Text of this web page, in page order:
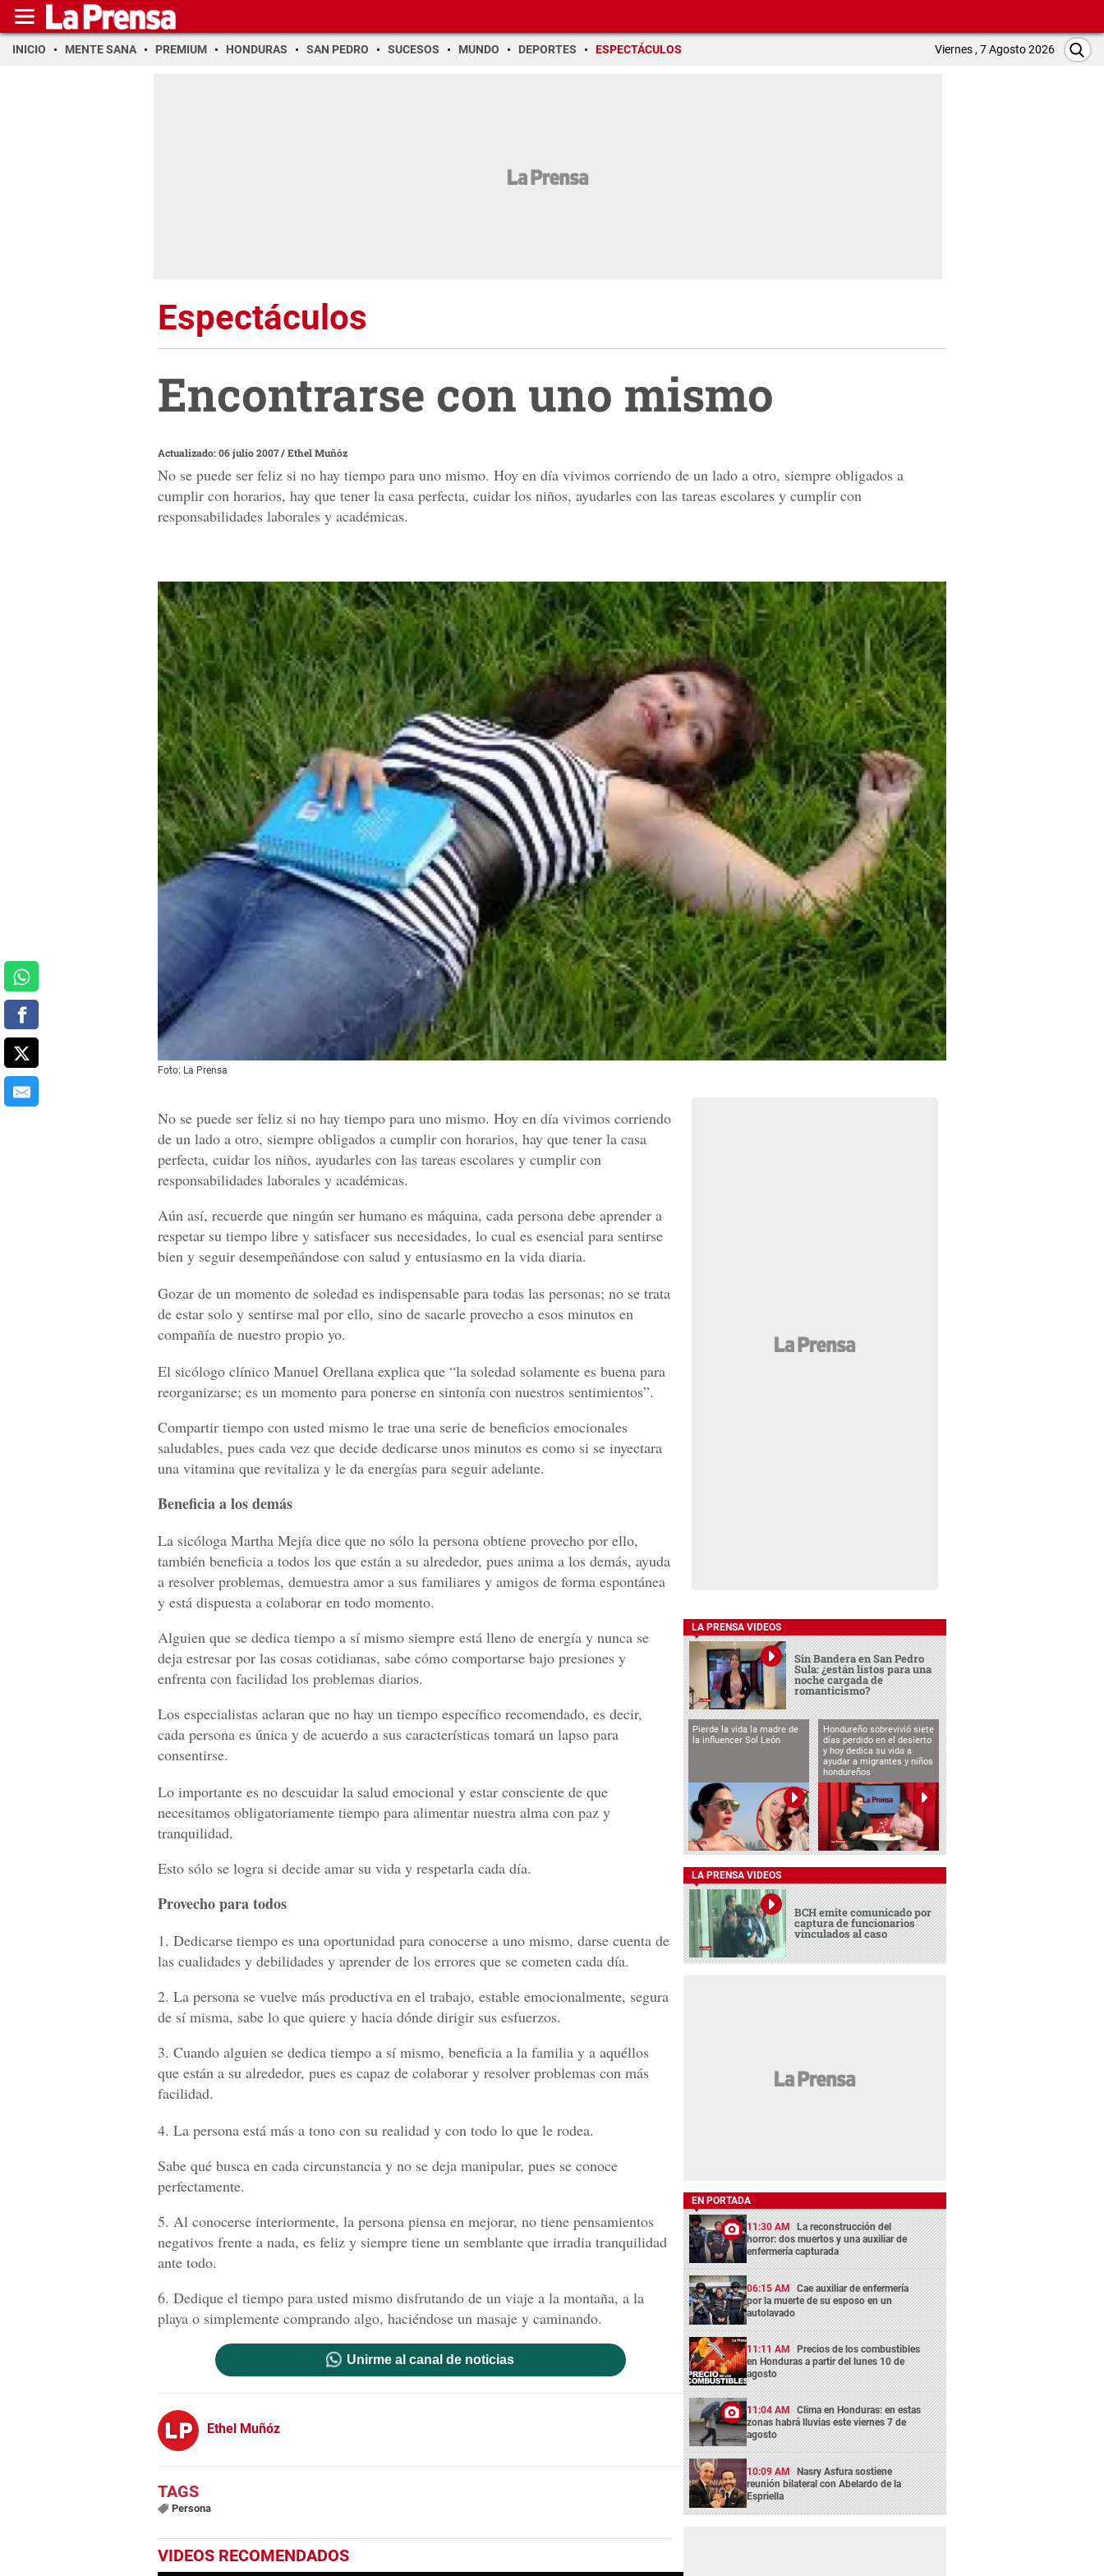
INICIO MENTE SANA PREMIUM HONDURAS SAN PEDRO SUCESOS MUNDO DEPORTES ESPECTÁCULOS Viernes , 7 Agosto 2026
Espectáculos
Encontrarse con uno mismo
Actualizado: 06 julio 2007/Ethel Muñóz
No se puede ser feliz si no hay tiempo para uno mismo. Hoy en día vivimos corriendo de un lado a otro, siempre obligados a
cumplir con horarios, hay que tener la casa perfecta, cuidar los niños, ayudarles con las tareas escolares y cumplir con
responsabilidades laborales y académicas.
Foto: La Prensa
No se puede ser feliz si no hay tiempo para uno mismo. Hoy en día vivimos corriendo
de un lado a otro, siempre obligados a cumplir con horarios, hay que tener la casa
perfecta, cuidar los niños, ayudarles con las tareas escolares y cumplir con
responsabilidades laborales y académicas.
Aún así, recuerde que ningún ser humano es máquina, cada persona debe aprender a
respetar su tiempo libre y satisfacer sus necesidades, lo cual es esencial para sentirse
bien y seguir desempeñándose con salud y entusiasmo en la vida diaria.
Gozar de un momento de soledad es indispensable para todas las personas; no se trata
de estar solo y sentirse mal por ello, sino de sacarle provecho a esos minutos en
compañía de nuestro propio yo.
El sicólogo clínico Manuel Orellana explica que “la soledad solamente es buena para
reorganizarse; es un momento para ponerse en sintonía con nuestros sentimientos”.
Compartir tiempo con usted mismo le trae una serie de beneficios emocionales
saludables, pues cada vez que decide dedicarse unos minutos es como si se inyectara
una vitamina que revitaliza y le da energías para seguir adelante.
Beneficia a los demás
La sicóloga Martha Mejía dice que no sólo la persona obtiene provecho por ello,
también beneficia a todos los que están a su alrededor, pues anima a los demás, ayuda
a resolver problemas, demuestra amor a sus familiares y amigos de forma espontánea
y está dispuesta a colaborar en todo momento.
Alguien que se dedica tiempo a sí mismo siempre está lleno de energía y nunca se
deja estresar por las cosas cotidianas, sabe cómo comportarse bajo presiones y
enfrenta con facilidad los problemas diarios.
Los especialistas aclaran que no hay un tiempo específico recomendado, es decir,
cada persona es única y de acuerdo a sus características tomará un lapso para
consentirse.
Lo importante es no descuidar la salud emocional y estar consciente de que
necesitamos obligatoriamente tiempo para alimentar nuestra alma con paz y
tranquilidad.
Esto sólo se logra si decide amar su vida y respetarla cada día.
Provecho para todos
1. Dedicarse tiempo es una oportunidad para conocerse a uno mismo, darse cuenta de
las cualidades y debilidades y aprender de los errores que se cometen cada día.
2. La persona se vuelve más productiva en el trabajo, estable emocionalmente, segura
de sí misma, sabe lo que quiere y hacia dónde dirigir sus esfuerzos.
3. Cuando alguien se dedica tiempo a sí mismo, beneficia a la familia y a aquéllos
que están a su alrededor, pues es capaz de colaborar y resolver problemas con más
facilidad.
4. La persona está más a tono con su realidad y con todo lo que le rodea.
Sabe qué busca en cada circunstancia y no se deja manipular, pues se conoce
perfectamente.
5. Al conocerse interiormente, la persona piensa en mejorar, no tiene pensamientos
negativos frente a nada, es feliz y siempre tiene un semblante que irradia tranquilidad
ante todo.
6. Dedique el tiempo para usted mismo disfrutando de un viaje a la montaña, a la
playa o simplemente comprando algo, haciéndose un masaje y caminando.
Unirme al canal de noticias
Ethel Muñóz
Persona
VIDEOS RECOMENDADOS
LA PRENSA VIDEOS
Sin Bandera en San Pedro
Sula: ¿están listos para una
noche cargada de
romanticismo?
Pierde la vida la madre de
la influencer Sol León
Hondureño sobrevivió siete
días perdido en el desierto
y hoy dedica su vida a
ayudar a migrantes y niños
hondureños
LA PRENSA VIDEOS
BCH emite comunicado por
captura de funcionarios
vinculados al caso
EN PORTADA
11:30 AM La reconstrucción del
horror: dos muertos y una auxiliar de
enfermería capturada
06:15 AM Cae auxiliar de enfermería
por la muerte de su esposo en un
autolavado
11:11 AM Precios de los combustibles
en Honduras a partir del lunes 10 de
agosto
11:04 AM Clima en Honduras: en estas
zonas habrá lluvias este viernes 7 de
agosto
10:09 AM Nasry Asfura sostiene
reunión bilateral con Abelardo de la
Espriella